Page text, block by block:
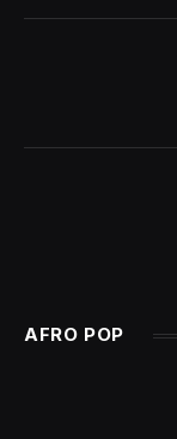
AFRO POP